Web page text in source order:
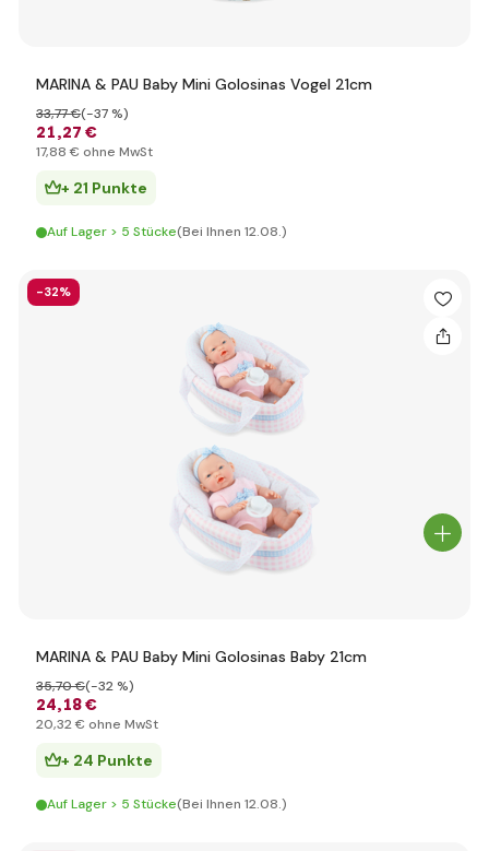
MARINA & PAU Baby Mini Golosinas Vogel 21cm
21,27 €
33,77 €(-37 %)
17,88 € ohne MwSt
+ 21 Punkte
Auf Lager > 5 Stücke(Bei Ihnen 12.08.)
-32%
MARINA & PAU Baby Mini Golosinas Baby 21cm
24,18 €
35,70 €(-32 %)
20,32 € ohne MwSt
+ 24 Punkte
Auf Lager > 5 Stücke(Bei Ihnen 12.08.)